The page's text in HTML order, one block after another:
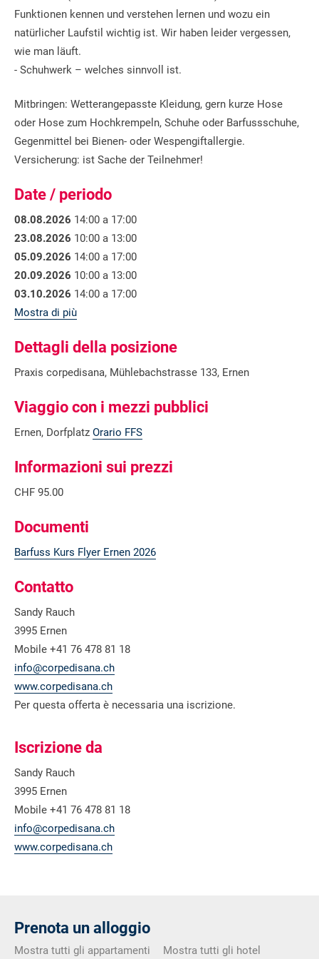
Funktionen kennen und verstehen lernen und wozu ein
natürlicher Laufstil wichtig ist. Wir haben leider vergessen,
wie man läuft.
- Schuhwerk – welches sinnvoll ist.
Mitbringen: Wetterangepasste Kleidung, gern kurze Hose
oder Hose zum Hochkrempeln, Schuhe oder Barfussschuhe,
Gegenmittel bei Bienen- oder Wespengiftallergie.
Versicherung: ist Sache der Teilnehmer!
Date / periodo
08.08.2026 14:00 a 17:00
23.08.2026 10:00 a 13:00
05.09.2026 14:00 a 17:00
20.09.2026 10:00 a 13:00
03.10.2026 14:00 a 17:00
Mostra di più
Dettagli della posizione
Praxis corpedisana, Mühlebachstrasse 133, Ernen
Viaggio con i mezzi pubblici
Ernen, Dorfplatz Orario FFS
Informazioni sui prezzi
CHF 95.00
Documenti
Barfuss Kurs Flyer Ernen 2026
Contatto
Sandy Rauch
3995 Ernen
Mobile +41 76 478 81 18
info@corpedisana.ch
www.corpedisana.ch
Per questa offerta è necessaria una iscrizione.
Iscrizione da
Sandy Rauch
3995 Ernen
Mobile +41 76 478 81 18
info@corpedisana.ch
www.corpedisana.ch
Prenota un alloggio
Mostra tutti gli appartamenti Mostra tutti gli hotel